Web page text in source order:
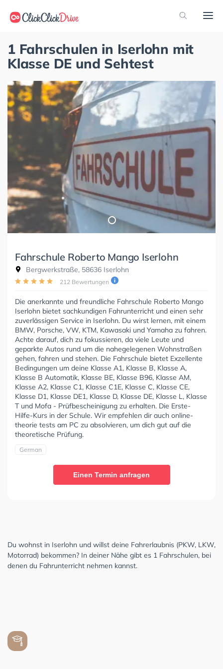
1 Fahrschulen in Iserlohn mit
Klasse DE und Sehtest
Fahrschule Roberto Mango Iserlohn
Bergwerkstraße, 58636 Iserlohn
212 Bewertungen
Die anerkannte und freundliche Fahrschule Roberto Mango
Iserlohn bietet sachkundigen Fahrunterricht und einen sehr
zuverlässigen Service in Iserlohn. Du wirst lernen, mit einem
BMW, Porsche, VW, KTM, Kawasaki und Yamaha zu fahren.
Achte darauf, dich zu fokussieren, da viele Leute und
geparkte Autos rund um die nahegelegenen Wohnstraßen
gehen, fahren und stehen. Die Fahrschule bietet Exzellente
Bedingungen um deine Klasse A1, Klasse B, Klasse A,
Klasse B Automatik, Klasse BE, Klasse B96, Klasse AM,
Klasse A2, Klasse C1, Klasse C1E, Klasse C, Klasse CE,
Klasse D1, Klasse DE1, Klasse D, Klasse DE, Klasse L, Klasse
T und Mofa - Prüfbescheinigung zu erhalten. Die Erste-
Hilfe-Kurs in der Schule. Wir empfehlen dir auch online-
theorie tests am PC zu absolvieren, um dich gut auf die
theoretische Prüfung.
German
Einen Termin anfragen
Du wohnst in Iserlohn und willst deine Fahrerlaubnis (PKW, LKW,
Motorrad) bekommen? In deiner Nähe gibt es 1 Fahrschulen, bei
denen du Fahrunterricht nehmen kannst.